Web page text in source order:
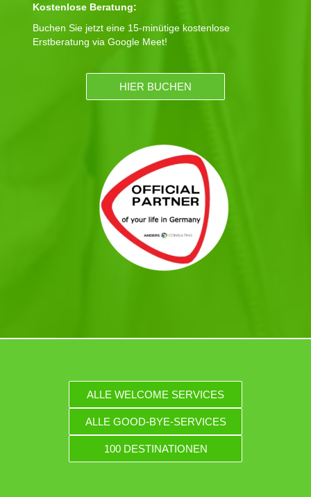
Kostenlose Beratung:
Buchen Sie jetzt eine 15-minütige kostenlose
Erstberatung via Google Meet!
HIER BUCHEN
ALLE WELCOME SERVICES
ALLE GOOD-BYE-SERVICES
100 DESTINATIONEN